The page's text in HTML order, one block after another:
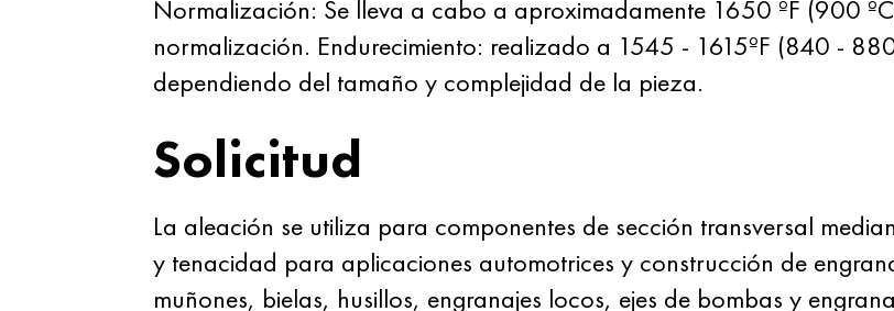
Normalización: Se lleva a cabo a aproximadamente 1650 ºF (900
normalización. Endurecimiento: realizado a 1545 - 1615ºF (840 -
dependiendo del tamaño y complejidad de la pieza.
Solicitud
La aleación se utiliza para componentes de sección transversal
y tenacidad para aplicaciones automotrices y construcción de
muñones, bielas, husillos, engranajes locos, ejes de bombas y